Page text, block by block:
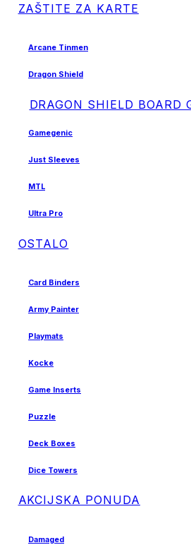
ZAŠTITE ZA KARTE
Arcane Tinmen
Dragon Shield
DRAGON SHIELD BOARD
Gamegenic
Just Sleeves
MTL
Ultra Pro
OSTALO
Card Binders
Army Painter
Playmats
Kocke
Game Inserts
Puzzle
Deck Boxes
Dice Towers
AKCIJSKA PONUDA
Damaged